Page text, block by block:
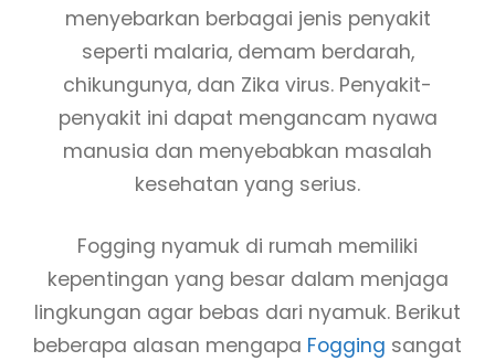
menyebarkan berbagai jenis penyakit
seperti malaria, demam berdarah,
chikungunya, dan Zika virus. Penyakit-
penyakit ini dapat mengancam nyawa
manusia dan menyebabkan masalah
kesehatan yang serius.
Fogging nyamuk di rumah memiliki
kepentingan yang besar dalam menjaga
lingkungan agar bebas dari nyamuk. Berikut
beberapa alasan mengapa Fogging sangat